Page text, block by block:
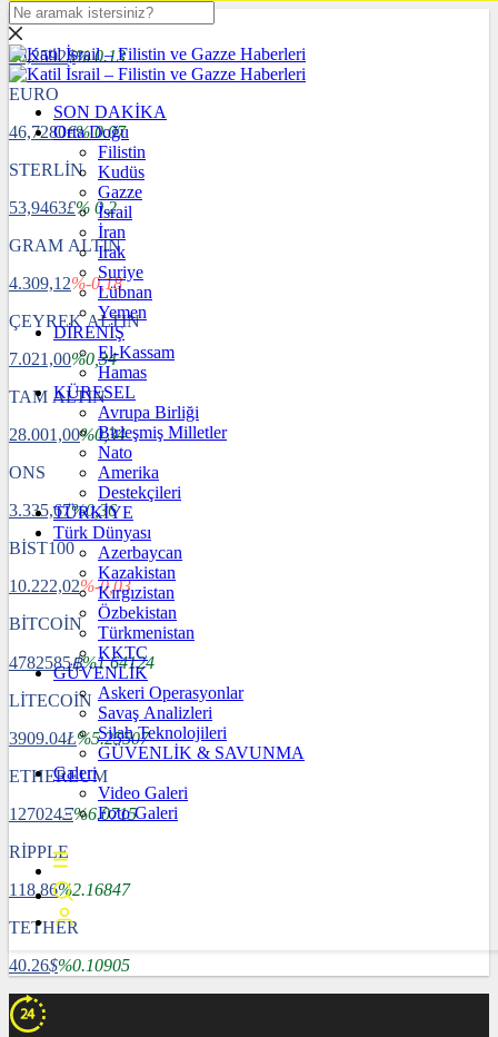
DOLAR
40,2592$% 0.13
EURO
46,7280€% 0.07
STERLİN
53,9463£% 0.2
GRAM ALTIN
4.309,12%-0,18
ÇEYREK ALTIN
7.021,00%0,34
TAM ALTIN
28.001,00%0,34
ONS
3.335,67%0,36
BİST100
10.222,02%-0,03
BİTCOİN
4782585฿%1.64124
LİTECOİN
3909.04Ł%5.25507
ETHEREUM
127024Ξ%6.0715
RİPPLE
118.86%2.16847
TETHER
40.26$%0.10905
SON DAKİKA
Orta Doğu
Filistin
Kudüs
Gazze
İsrail
İran
Irak
Suriye
Lübnan
Yemen
DİRENİŞ
El-Kassam
Hamas
KÜRESEL
Avrupa Birliği
Birleşmiş Milletler
Nato
Amerika
Destekçileri
TÜRKİYE
Türk Dünyası
Azerbaycan
Kazakistan
Kırgızistan
Özbekistan
Türkmenistan
KKTC
GÜVENLİK
Askeri Operasyonlar
Savaş Analizleri
Silah Teknolojileri
GÜVENLİK & SAVUNMA
Galeri
Video Galeri
Foto Galeri